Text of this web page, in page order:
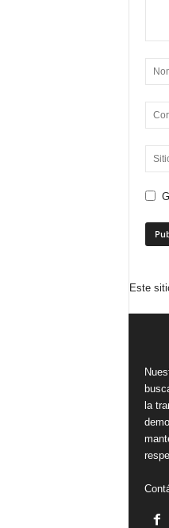
Este
la